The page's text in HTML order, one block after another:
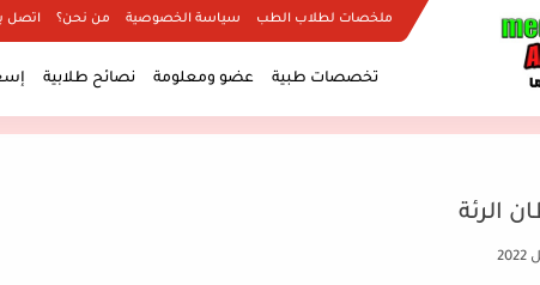
ملخصات لطلاب الطب سياسة الخصوصية من نحن؟ اتصل
تخصصات طبية عضو ومعلومة نصائح طلابية
الرئة